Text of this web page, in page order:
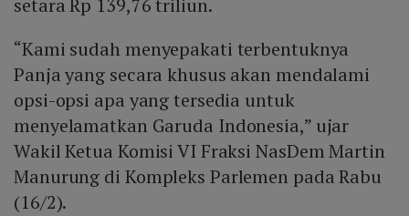
setara Rp 139,76 triliun.
“Kami sudah menyepakati terbentuknya
Panja yang secara khusus akan mendalami
opsi-opsi apa yang tersedia untuk
menyelamatkan Garuda Indonesia,” ujar
Wakil Ketua Komisi VI Fraksi NasDem Martin
Manurung di Kompleks Parlemen pada Rabu
(16/2).